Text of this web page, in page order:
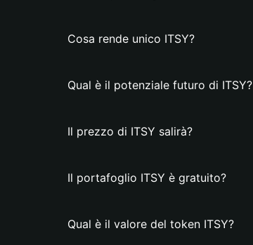
Cosa rende unico ITSY?
Qual è il potenziale futuro di ITSY?
Il prezzo di ITSY salirà?
Il portafoglio ITSY è gratuito?
Qual è il valore del token ITSY?